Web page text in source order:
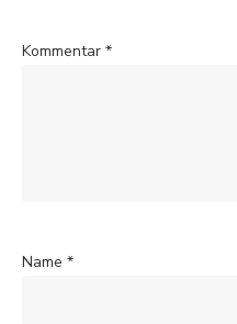
Kommentar *
Name *